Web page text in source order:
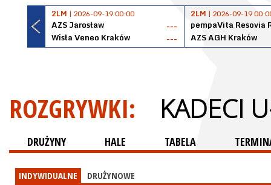
2LM | 2026-09-19 00:00
AZS Jarosław
---
Wisła Veneo Kraków
---
2LM | 2026-09-19
pempaVita Resovia
AZS AGH Kraków
ROZGRYWKI: KADECI
DRUŻYNY HALE TABELA
INDYWIDUALNE DRUŻYNOWE